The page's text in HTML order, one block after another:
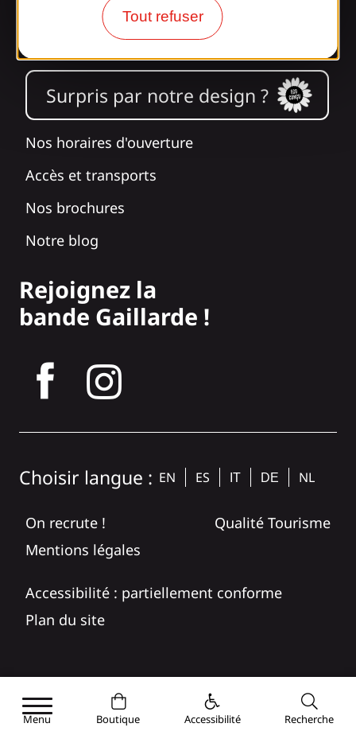
Tout refuser
Informations
Surpris par notre design ?
Nos horaires d'ouverture
Accès et transports
Nos brochures
Notre blog
Rejoignez la
bande Gaillarde !
Choisir langue : EN ES IT DE NL
On recrute !
Qualité Tourisme
Mentions légales
Accessibilité : partiellement conforme
Plan du site
Menu Boutique Accessibilité Recherche